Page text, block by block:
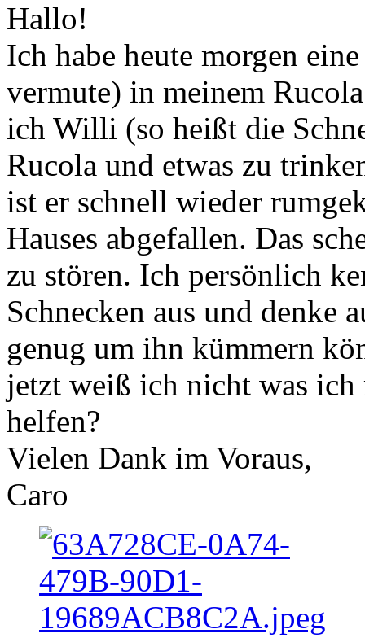
Hallo!
Ich habe heute morgen
vermute) in meinem
ich Willi (so heißt die
Rucola und etwas zu
ist er schnell wieder
Hauses abgefallen. Das
zu stören. Ich persönlich
Schnecken aus und denke
genug um ihn kümmern
jetzt weiß ich nicht was
helfen?
Vielen Dank im Voraus,
Caro